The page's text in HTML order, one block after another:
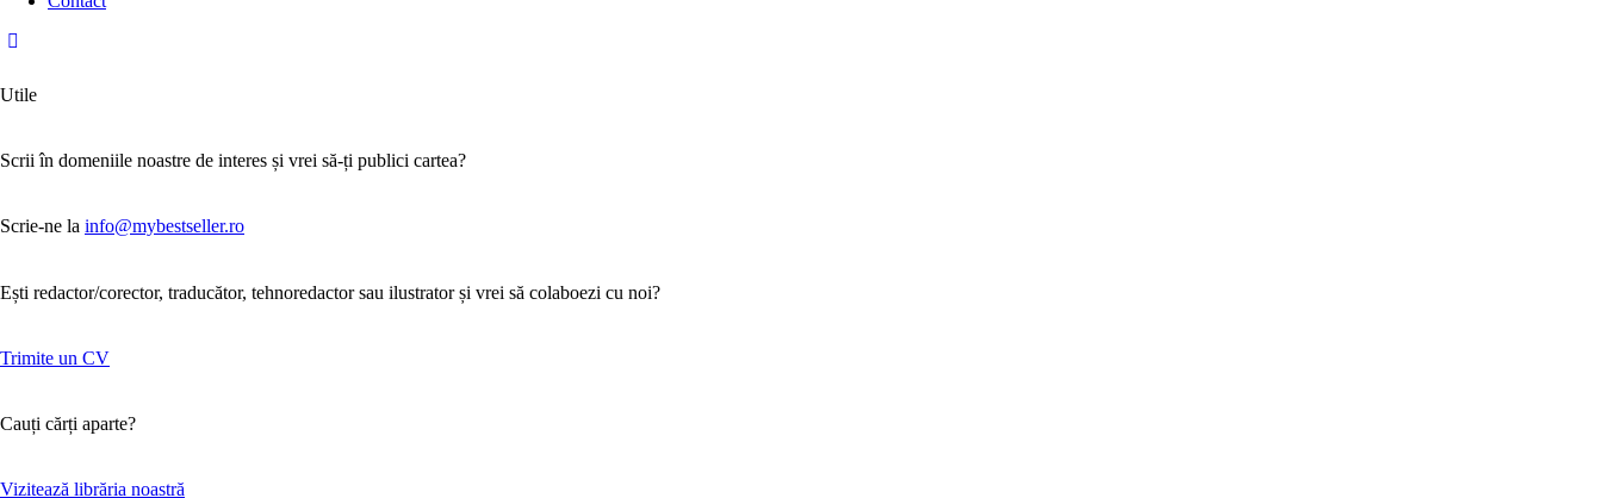
Utile
Scrii în domeniile noastre de interes și vrei să-ți publici cartea?
Scrie-ne la info@mybestseller.ro
Ești redactor/corector, traducător, tehnoredactor sau ilustrator și vrei să colaboezi cu noi?
Trimite un CV
Cauți cărți aparte?
Vizitează librăria noastră